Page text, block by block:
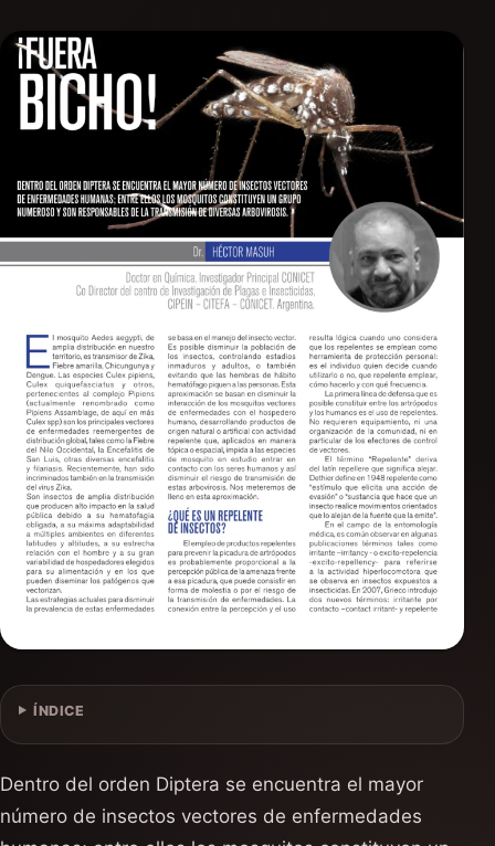
ÍNDICE
Dentro del orden Diptera se encuentra el mayor
número de insectos vectores de enfermedades